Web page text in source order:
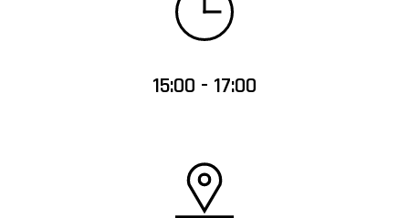
15:00 - 17:00